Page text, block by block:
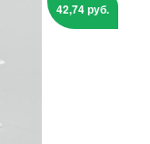
42,74 руб.